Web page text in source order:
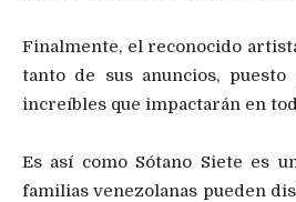
Finalmente, el reconocido
tanto de sus anuncios, puesto
increíbles que impactarán en
Es así como Sótano Siete es
familias venezolanas pueden